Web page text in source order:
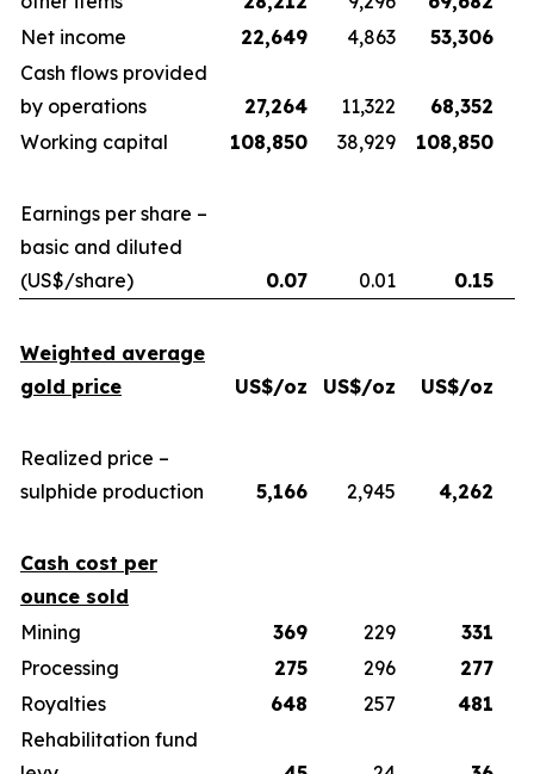
Net income
22,649 4,863 53,306
Cash flows provided
by operations
27,264 11,322 68,352
Working capital
108,850 38,929 108,850
Earnings per share –
basic and diluted
(US$/share)
0.07 0.01 0.15
Weighted average
gold price
US$/oz US$/oz US$/oz
Realized price –
sulphide production
5,166 2,945 4,262
Cash cost per
ounce sold
Mining
369 229
331
Processing
275 296
277
Royalties
648 257
481
Rehabilitation fund